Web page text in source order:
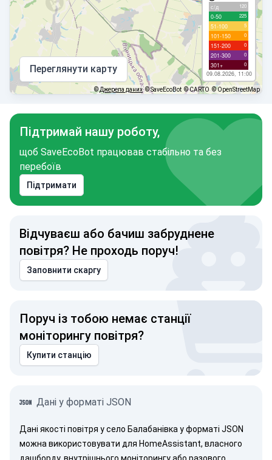
с/д 120
0-50 225
51-100 5
101-150 0
151-200 0
201-300 0
301+ 0
09.08.2026, 11:00
Переглянути карту
©Джерела даних © SaveEcoBot © CARTO © OpenStreetMap
Підтримай нашу роботу,
щоб SaveEcoBot працював стабільно та без
перебоїв
Підтримати
Відчуваєш або бачиш забруднене
повітря? Не проходь поруч!
Заповнити скаргу
Поруч із тобою немає станції
моніторингу повітря?
Купити станцію
Дані у форматі JSON
Дані якості повітря у село Балабанівка у форматі JSON
можна використовувати для HomeAssistant, власного